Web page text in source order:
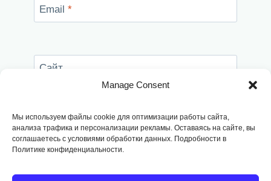
Manage Consent
Мы используем файлы cookie для оптимизации работы сайта,
анализа трафика и персонализации рекламы. Оставаясь на сайте, вы
соглашаетесь с условиями обработки данных. Подробности в
Политике конфиденциальности.
Email *
Сайт
этом браузере для последующих моих
комментариев.